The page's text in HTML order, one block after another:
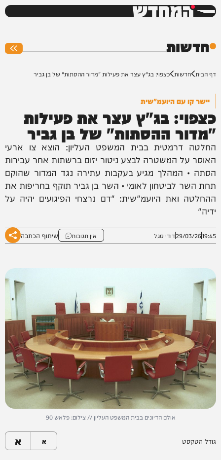
המחדש
חדשות
דף הבית חדשות כצפוי: בג"ץ עצר את פעילות "מדור ההסתות" של בן גביר
יישר קו עם היועמ"שית
כצפוי: בג"ץ עצר את פעילות
"מדור ההסתות" של בן גביר
החלטה דרמטית בבית המשפט העליון: הוצא צו ארעי
האוסר על המשטרה לבצע ניטור יזום ברשתות אחר עבירות
הסתה • המהלך מגיע בעקבות עתירה נגד המדור שהוקם
תחת השר לביטחון לאומי • השר בן גביר תוקף בחריפות את
ההחלטה ואת היועמ"שית: "דם נרצחי הפיגועים יהיה על
ידיה"
19:45
29/03/26דודי סגל אין תגובות שיתוף הכתבה
אולם הדיונים בבית המשפט העליון // צילום: פלאש 90
גודל הטקסט א א